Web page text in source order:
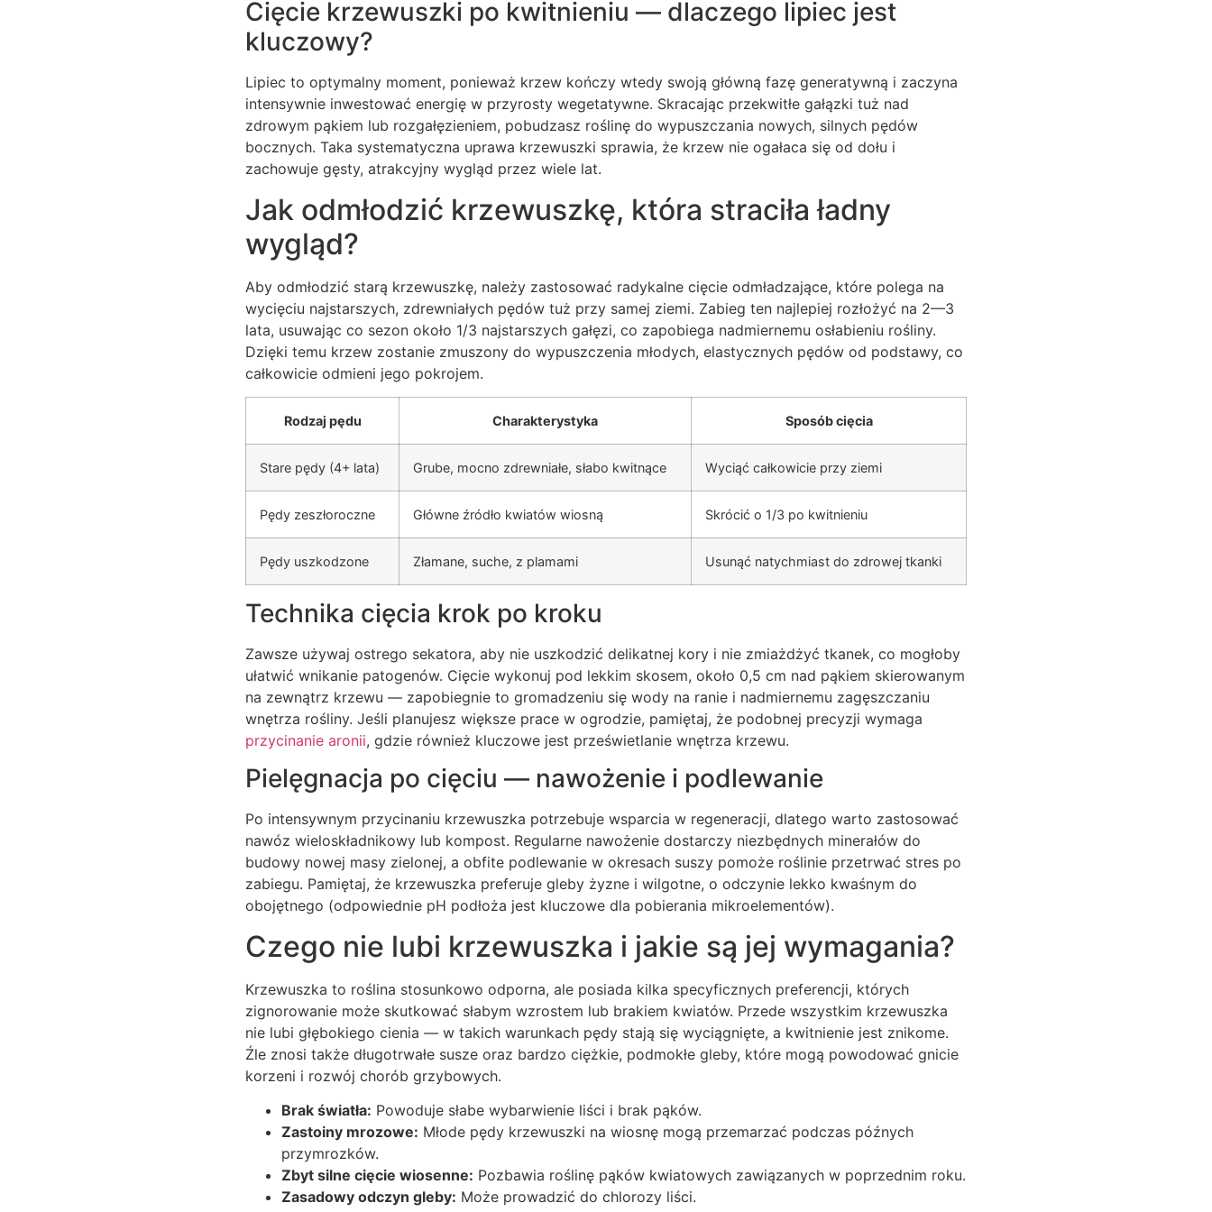
Cięcie krzewuszki po kwitnieniu — dlaczego lipiec jest
kluczowy?
Lipiec to optymalny moment, ponieważ krzew kończy wtedy swoją główną fazę generatywną i zaczyna
intensywnie inwestować energię w przyrosty wegetatywne. Skracając przekwitłe gałązki tuż nad
zdrowym pąkiem lub rozgałęzieniem, pobudzasz roślinę do wypuszczania nowych, silnych pędów
bocznych. Taka systematyczna uprawa krzewuszki sprawia, że krzew nie ogałaca się od dołu i
zachowuje gęsty, atrakcyjny wygląd przez wiele lat.
Jak odmłodzić krzewuszkę, która straciła ładny
wygląd?
Aby odmłodzić starą krzewuszkę, należy zastosować radykalne cięcie odmładzające, które polega na
wycięciu najstarszych, zdrewniałych pędów tuż przy samej ziemi. Zabieg ten najlepiej rozłożyć na 2—3
lata, usuwając co sezon około 1/3 najstarszych gałęzi, co zapobiega nadmiernemu osłabieniu rośliny.
Dzięki temu krzew zostanie zmuszony do wypuszczenia młodych, elastycznych pędów od podstawy, co
całkowicie odmieni jego pokrojem.
Rodzaj pędu Charakterystyka Sposób cięcia
Stare pędy (4+ lata) Grube, mocno zdrewniałe, słabo kwitnące Wyciąć całkowicie przy ziemi
Pędy zeszłoroczne Główne źródło kwiatów wiosną Skrócić o 1/3 po kwitnieniu
Pędy uszkodzone Złamane, suche, z plamami Usunąć natychmiast do zdrowej tkanki
Technika cięcia krok po kroku
Zawsze używaj ostrego sekatora, aby nie uszkodzić delikatnej kory i nie zmiażdżyć tkanek, co mogłoby
ułatwić wnikanie patogenów. Cięcie wykonuj pod lekkim skosem, około 0,5 cm nad pąkiem skierowanym
na zewnątrz krzewu — zapobiegnie to gromadzeniu się wody na ranie i nadmiernemu zagęszczaniu
wnętrza rośliny. Jeśli planujesz większe prace w ogrodzie, pamiętaj, że podobnej precyzji wymaga
przycinanie aronii, gdzie również kluczowe jest prześwietlanie wnętrza krzewu.
Pielęgnacja po cięciu — nawożenie i podlewanie
Po intensywnym przycinaniu krzewuszka potrzebuje wsparcia w regeneracji, dlatego warto zastosować
nawóz wieloskładnikowy lub kompost. Regularne nawożenie dostarczy niezbędnych minerałów do
budowy nowej masy zielonej, a obfite podlewanie w okresach suszy pomoże roślinie przetrwać stres po
zabiegu. Pamiętaj, że krzewuszka preferuje gleby żyzne i wilgotne, o odczynie lekko kwaśnym do
obojętnego (odpowiednie pH podłoża jest kluczowe dla pobierania mikroelementów).
Czego nie lubi krzewuszka i jakie są jej wymagania?
Krzewuszka to roślina stosunkowo odporna, ale posiada kilka specyficznych preferencji, których
zignorowanie może skutkować słabym wzrostem lub brakiem kwiatów. Przede wszystkim krzewuszka
nie lubi głębokiego cienia — w takich warunkach pędy stają się wyciągnięte, a kwitnienie jest znikome.
Źle znosi także długotrwałe susze oraz bardzo ciężkie, podmokłe gleby, które mogą powodować gnicie
korzeni i rozwój chorób grzybowych.
Brak światła: Powoduje słabe wybarwienie liści i brak pąków.
Zastoiny mrozowe: Młode pędy krzewuszki na wiosnę mogą przemarzać podczas późnych
przymrozków.
Zbyt silne cięcie wiosenne: Pozbawia roślinę pąków kwiatowych zawiązanych w poprzednim roku.
Zasadowy odczyn gleby: Może prowadzić do chlorozy liści.